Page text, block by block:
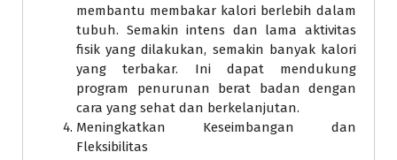
membantu membakar kalori berlebih dalam
tubuh. Semakin intens dan lama aktivitas
fisik yang dilakukan, semakin banyak kalori
yang terbakar. Ini dapat mendukung
program penurunan berat badan dengan
cara yang sehat dan berkelanjutan.
Meningkatkan Keseimbangan dan
Fleksibilitas